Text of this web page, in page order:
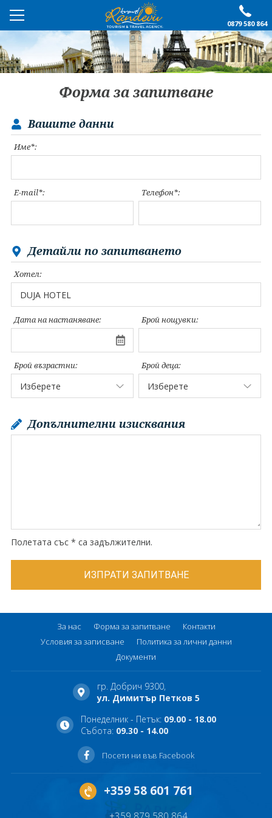
0879 580 864
ПРЕПОРЪЧАНО
ЕКСКУРЗИИ
ПОЧИВКИ
ОЩЕ
Контакти
Условия за записване
Политика за лични
Документи
Форма за запитване
Вашите данни
Име*:
E-mail*: Телефон*:
Детайли по запитването
Хотел:
Дата на настаняване: Брой нощувки:
Брой възрастни: Брой деца:
Допълнителни изисквания
Полетата със * са задължителни.
За нас Форма за запитване
Контакти
Условия за записване
Политика за лични данни
Документи
гр. Добрич 9300,
ул. Димитър Петков 5
Понеделник - Петък: 09.00 - 18.00
Събота: 09.30 - 14.00
Посети ни във Facebook
+359 58 601 761
+359 879 580 864